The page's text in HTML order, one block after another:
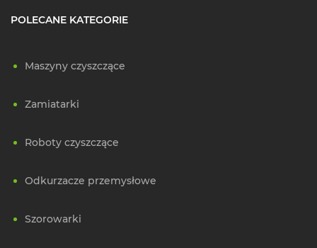
POLECANE KATEGORIE
Maszyny czyszczące
Zamiatarki
Roboty czyszczące
Odkurzacze przemysłowe
Szorowarki